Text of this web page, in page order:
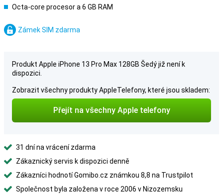
Octa-core procesor a 6 GB RAM
Zámek SIM zdarma
Produkt Apple iPhone 13 Pro Max 128GB Šedý již není k
dispozici.
Zobrazit všechny produkty AppleTelefony, které jsou skladem:
Přejít na všechny Apple telefony
31 dní na vrácení zdarma
Zákaznický servis k dispozici denně
Zákazníci hodnotí Gomibo.cz známkou 8,8 na Trustpilot
Společnost byla založena v roce 2006 v Nizozemsku